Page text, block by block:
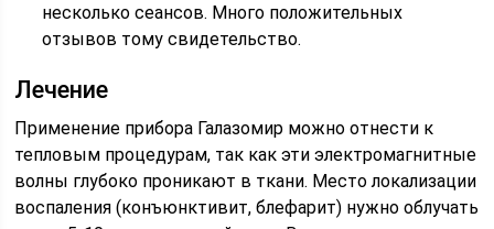
несколько сеансов. Много положительных
отзывов тому свидетельство.
Лечение
Применение прибора Галазомир можно отнести к
тепловым процедурам, так как эти электромагнитные
волны глубоко проникают в ткани. Место локализации
воспаления (конъюнктивит, блефарит) нужно облучать